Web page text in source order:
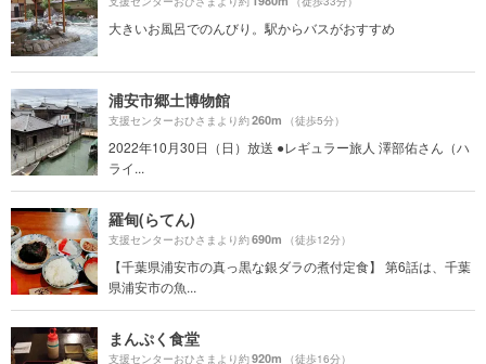
大きいお風呂でのんびり。駅からバスがおすすめ
浦安市郷土博物館
支援センターおひさまより約260m （徒歩5分）
2022年10月30日（日）放送 ●レギュラー旅人 澤部佑さん（ハ
ライ...
羅甸(らてん)
支援センターおひさまより約690m （徒歩12分）
【千葉県浦安市の真っ黒な銀ダラの煮付定食】 第6話は、千葉
県浦安市の魚...
まんぷく食堂
支援センターおひさまより約920m （徒歩16分）